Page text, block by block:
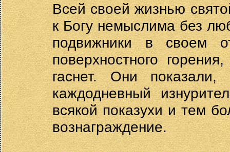
Всей своей жизнью
к Богу немыслима без
подвижники в своем
поверхностного
гаснет. Они
каждодневный
всякой показухи и тем
вознаграждение.